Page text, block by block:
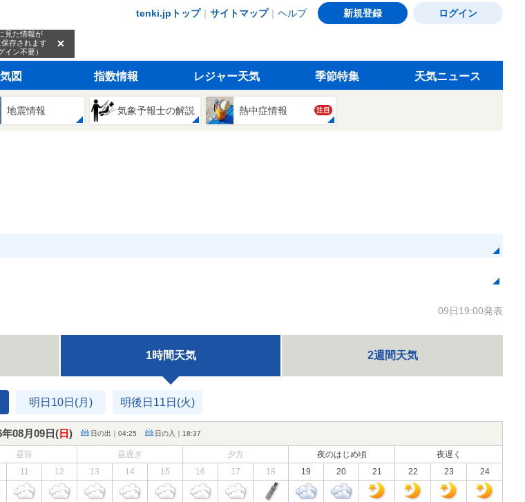
tenki.jpトップ｜ サイトマップ｜ ヘルプ 新規登録 ログイン
見た情報が
保存されます
イン不要）
図 指数情報 レジャー天気 季節特集 天気ニュース
地震情報 気象予報士の解説 熱中症情報 注目
09日19:00発表
1時間天気 2週間天気
明日10日(月) 明後日11日(火)
08月09日(日) 日の出｜04:25 日の入｜18:37
昼前 昼過ぎ 夕方 夜のはじめ頃
夜遅く
11 12 13 14 15 16 17 18 19 20 21 22 23 24